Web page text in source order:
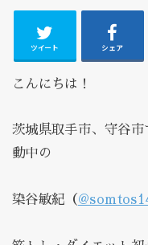
ツイート シェア
こんにちは！
茨城県取手市、守谷
動中の
染谷敏紀（